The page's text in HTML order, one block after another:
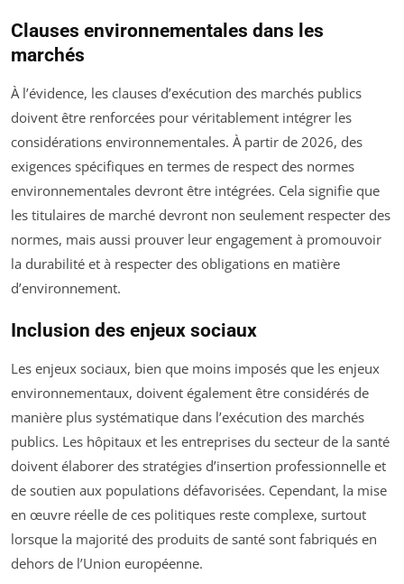
Clauses environnementales dans les
marchés
À l’évidence, les clauses d’exécution des marchés publics
doivent être renforcées pour véritablement intégrer les
considérations environnementales. À partir de 2026, des
exigences spécifiques en termes de respect des normes
environnementales devront être intégrées. Cela signifie que
les titulaires de marché devront non seulement respecter des
normes, mais aussi prouver leur engagement à promouvoir
la durabilité et à respecter des obligations en matière
d’environnement.
Inclusion des enjeux sociaux
Les enjeux sociaux, bien que moins imposés que les enjeux
environnementaux, doivent également être considérés de
manière plus systématique dans l’exécution des marchés
publics. Les hôpitaux et les entreprises du secteur de la santé
doivent élaborer des stratégies d’insertion professionnelle et
de soutien aux populations défavorisées. Cependant, la mise
en œuvre réelle de ces politiques reste complexe, surtout
lorsque la majorité des produits de santé sont fabriqués en
dehors de l’Union européenne.